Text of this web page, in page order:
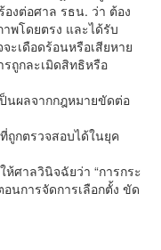
งต่อศาล รธน. ว่า ต้อง
พโดยตรง และได้รับ
ะเดือดร้อนหรือเสียหาย
รถูกละเมิดสิทธิหรือ
นผลจากกฎหมายขัดต่อ
ถูกตรวจสอบได้ในยุค
ศาลวินิจฉัยว่า “การกระ
นการจัดการเลือกตั้ง ขัด